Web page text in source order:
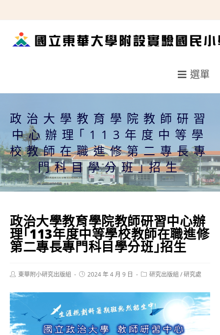
轉
選單
政治大學教育學院教師研習
中心辦理｢113年度中等學
校教師在職進修第二專長專
門科目學分班｣招生
政治大學教育學院教師研習中心辦
理｢113年度中等學校教師在職進修
第二專長專門科目學分班｣招生
Post東華附小研究出版組
Post2024 年 4 月 9 日
Post研究出版組 /研究處